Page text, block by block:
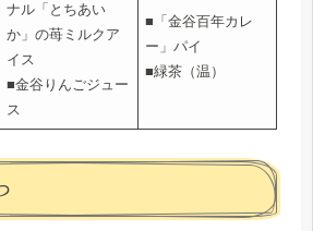
ナル「とちあい
か」の苺ミルクア
イス
■金谷りんごジュー
ス
■「金谷百年カレ
ー」パイ
■緑茶（温）